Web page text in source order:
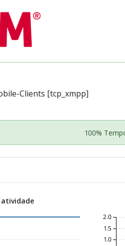
Clients [tcp_xmpp]
100%
atividade
1.0
1.5
2.0